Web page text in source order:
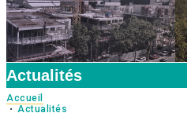
Actualités
Accueil
Actualités